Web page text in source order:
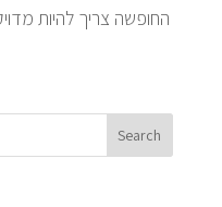
החופשה צריך להיות
Search